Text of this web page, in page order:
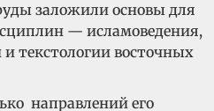
заложили основы для
— исламоведения,
текстологии восточных
направлений его